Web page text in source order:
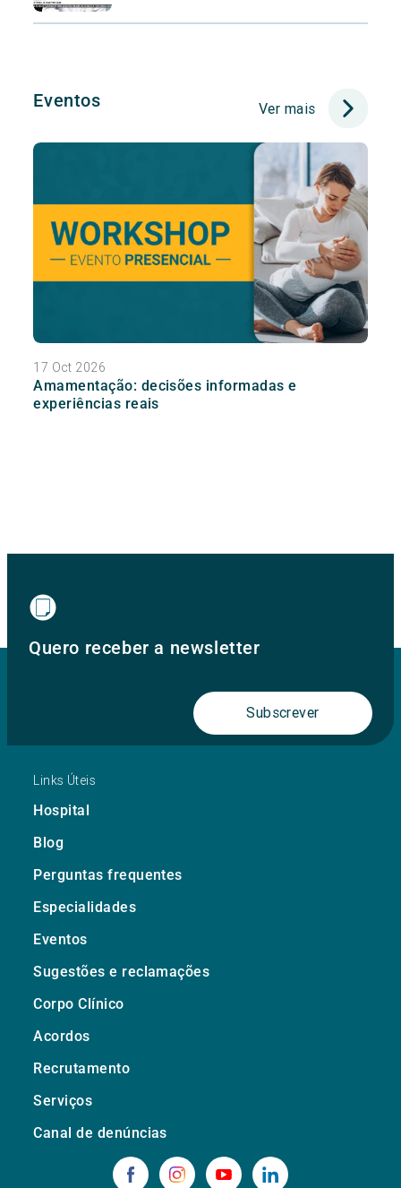
Eventos Ver mais
17 Oct 2026
Amamentação: decisões informadas e
experiências reais
Quero receber a newsletter
Subscrever
Links Úteis
Hospital
Blog
Perguntas frequentes
Especialidades
Eventos
Sugestões e reclamações
Corpo Clínico
Acordos
Recrutamento
Serviços
Canal de denúncias